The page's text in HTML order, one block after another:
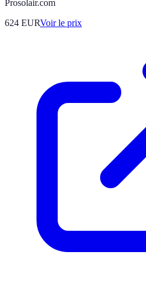
Prosolair.com
624 EURVoir le prix